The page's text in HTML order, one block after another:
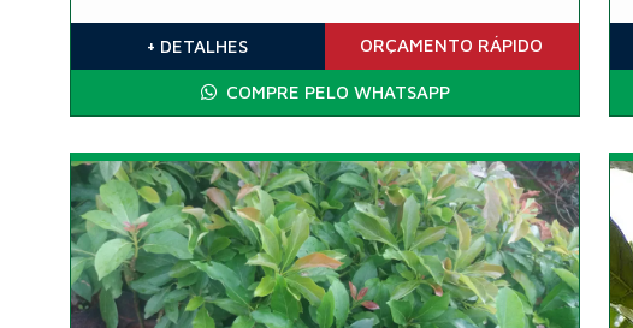
+ DETALHES ORÇAMENTO RÁPIDO
COMPRE PELO WHATSAPP